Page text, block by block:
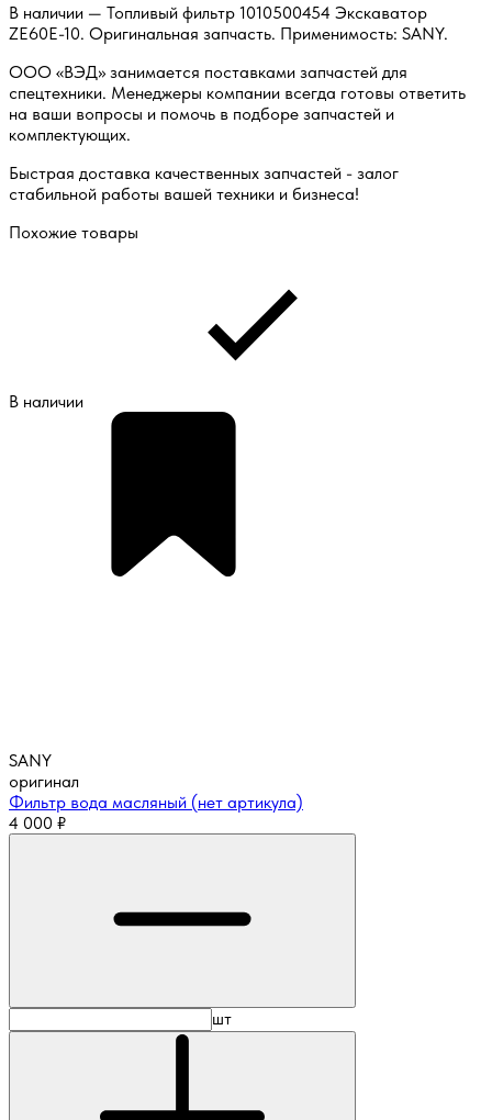
В наличии — Топливый фильтр 1010500454 Экскаватор
ZE60E-10. Оригинальная запчасть. Применимость: SANY.
ООО «ВЭД» занимается поставками запчастей для
спецтехники. Менеджеры компании всегда готовы ответить
на ваши вопросы и помочь в подборе запчастей и
комплектующих.
Быстрая доставка качественных запчастей - залог
стабильной работы вашей техники и бизнеса!
Похожие товары
В наличии
SANY
оригинал
Фильтр вода масляный (нет артикула)
4 000 ₽
шт